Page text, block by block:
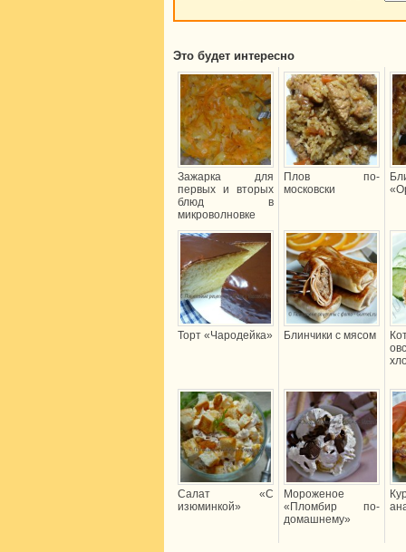
Это будет интересно
Зажарка для
первых и вторых
блюд в
микроволновке
Плов по-
московски
Торт «Чародейка» Блинчики с мясом
Салат «С
изюминкой»
Мороженое
«Пломбир по-
домашнему»